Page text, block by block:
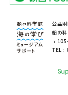
公益
船の
〒
TEL